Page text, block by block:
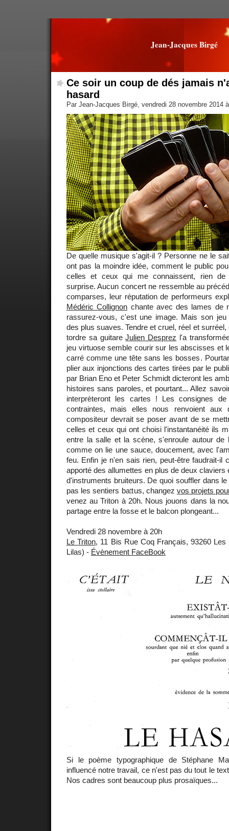
Jean-Jacques Birgé
Ce soir un coup de dés jamais
hasard
Par Jean-Jacques Birgé, vendredi 28 novembre 2014
De quelle musique s'agit-il ? Personne ne le
ont pas la moindre idée, comment le public
celles et ceux qui me connaissent, rien de
surprise. Aucun concert ne ressemble au
comparses, leur réputation de performeurs
Médéric Collignon chante avec des lames de
rassurez-vous, c'est une image. Mais son
des plus suaves. Tendre et cruel, réel et
tordre sa guitareJulien Desprez l'a
jeu virtuose semble courir sur les abscisses et
carré comme une tête sans les bosses.
plier aux injonctions des cartes tirées par le
par Brian Eno et Peter Schmidt dicteront les
histoires sans paroles, et pourtant... Allez
interprèteront les cartes ! Les consignes
contraintes, mais elles nous renvoient aux
compositeur devrait se poser avant de se
celles et ceux qui ont choisi l'instantanéité ils
entre la salle et la scène, s'enroule autour de
comme on lie une sauce, doucement, avec
feu. Enfin je n'en sais rien, peut-être faudrait-il
apporté des allumettes en plus de deux claviers
d'instruments bruiteurs. De quoi souffler dans
pas les sentiers battus, changez vos projets
venez au Triton à 20h. Nous jouons dans la
partage entre la fosse et le balcon plongeant...
Vendredi 28 novembre à 20h
Le Triton, 11 Bis Rue Coq Français, 93260
Lilas) - Évènement FaceBook
Si le poème typographique de Stéphane
influencé notre travail, ce n'est pas du tout le
Nos cadres sont beaucoup plus prosaïques...